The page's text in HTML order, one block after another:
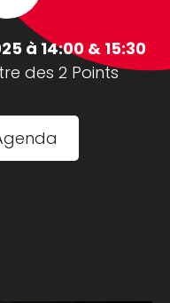
à 14:00 & 15:30
des 2 Points